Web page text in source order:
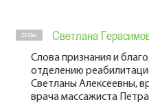
23 Dec Светлана
Слова признания и
отделению
Светланы Алексеевны,
врача массажиста